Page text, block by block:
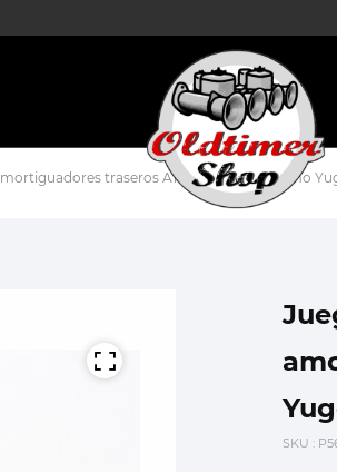
traseros A112 Fiat 127 128 Ritmo
SKU :